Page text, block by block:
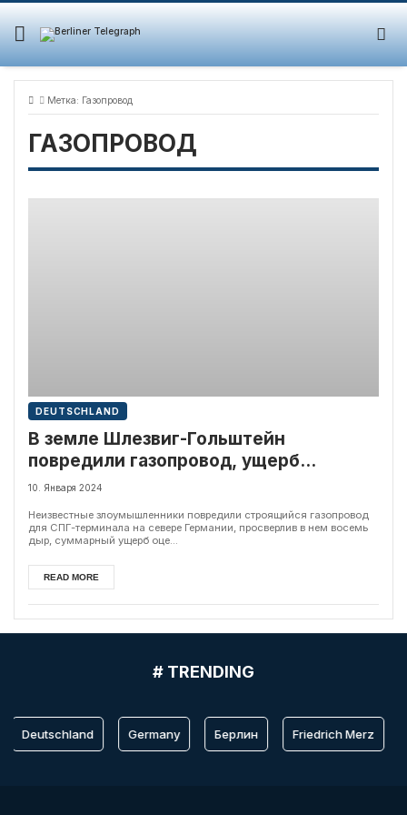
Skip
content
Метка: Газопровод
ГАЗОПРОВОД
DEUTSCHLAND
В земле Шлезвиг-Гольштейн
повредили газопровод, ущерб
составил 1,6 миллиона евро
10. Января 2024
Неизвестные злоумышленники повредили строящийся газопровод
для СПГ-терминала на севере Германии, просверлив в нем восемь
дыр, суммарный ущерб оце...
READ MORE
# TRENDING
Deutschland Germany Берлин Friedrich Merz